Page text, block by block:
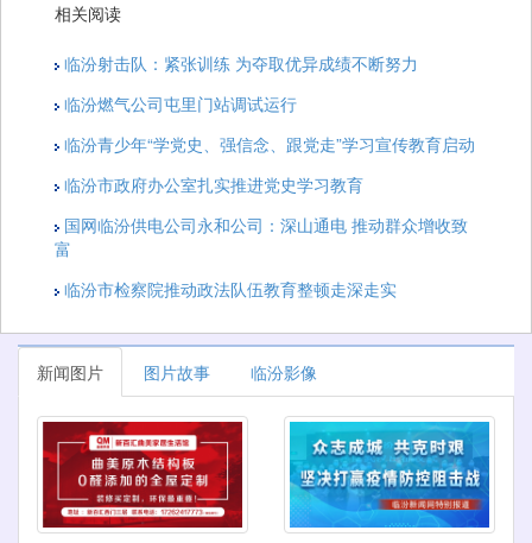
相关阅读
临汾射击队：紧张训练 为夺取优异成绩不断努力
临汾燃气公司屯里门站调试运行
临汾青少年“学党史、强信念、跟党走”学习宣传教育启动
临汾市政府办公室扎实推进党史学习教育
国网临汾供电公司永和公司：深山通电 推动群众增收致
富
临汾市检察院推动政法队伍教育整顿走深走实
新闻图片 图片故事 临汾影像